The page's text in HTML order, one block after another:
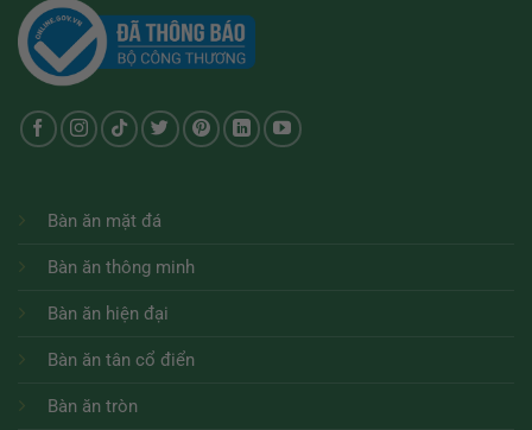
Bàn ăn mặt đá
Bàn ăn thông minh
Bàn ăn hiện đại
Bàn ăn tân cổ điển
Bàn ăn tròn